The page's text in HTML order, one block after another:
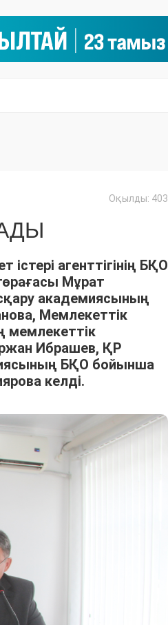
Оқылды: 403
агенттігінің БҚО
Мұрат
академиясының
Мемлекеттік
мемлекеттік
Ибрашев, ҚР
БҚО бойынша
келді.